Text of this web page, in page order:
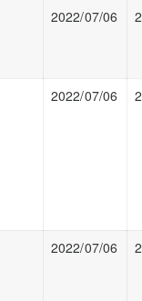
2022/07/06
2022/07/06
2022/07/06